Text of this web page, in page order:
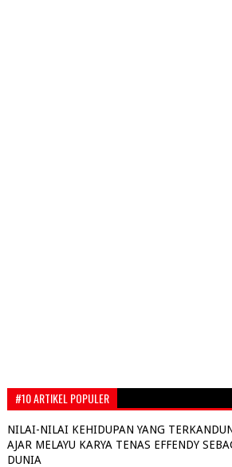
#10 ARTIKEL POPULER
NILAI-NILAI KEHIDUPAN YANG
AJAR MELAYU KARYA TENAS EFFENDY
DUNIA